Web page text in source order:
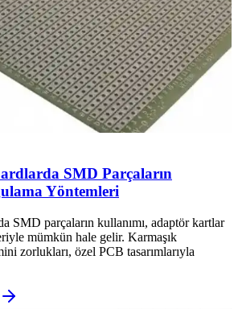
SMD Parçaların
Yöntemleri
SMD parçaların kullanımı, adaptör kartlar
mümkün hale gelir. Karmaşık
zorlukları, özel PCB tasarımlarıyla